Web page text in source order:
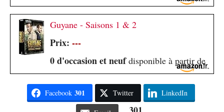
Guyane - Saisons 1 & 2
Prix: ---
0 d'occasion et neufdisponible à partir de
Facebook 301 Twitter LinkedIn